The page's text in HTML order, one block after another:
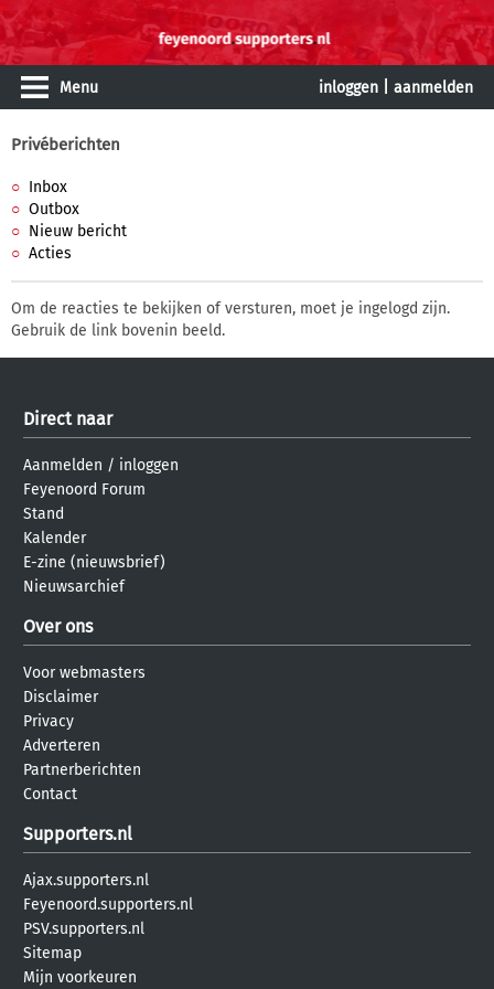
Menu inloggen aanmelden
Privéberichten
Inbox
Outbox
Nieuw bericht
Acties
Om de reacties te bekijken of versturen, moet je ingelogd zijn.
Gebruik de link bovenin beeld.
Direct naar
Aanmelden / inloggen
Feyenoord Forum
Stand
Kalender
E-zine (nieuwsbrief)
Nieuwsarchief
Over ons
Voor webmasters
Disclaimer
Privacy
Adverteren
Partnerberichten
Contact
Supporters.nl
Ajax.supporters.nl
Feyenoord.supporters.nl
PSV.supporters.nl
Sitemap
Mijn voorkeuren